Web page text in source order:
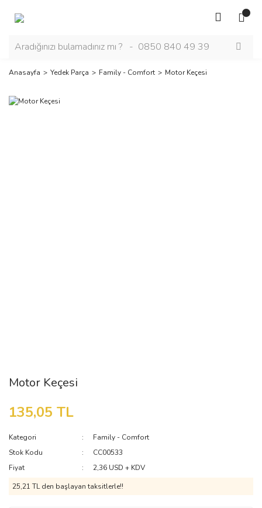
Anasayfa Yedek Parça Family - Comfort Motor Keçesi
Motor Keçesi
135,05 TL
Kategori
Family - Comfort
Stok Kodu
CC00533
Fiyat
2,36 USD + KDV
25,21 TL den başlayan taksitlerle!!